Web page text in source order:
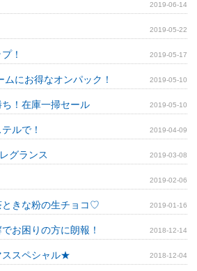
2019-06-14
2019-05-22
！ 2019-05-17
ムにお得なオンパック！ 2019-05-10
！在庫一掃セール 2019-05-10
ルで！ 2019-04-09
グランス 2019-03-08
2019-02-06
ときな粉の生チョコ♡ 2019-01-16
お困りの方に朗報！ 2018-12-14
ススペシャル★ 2018-12-04